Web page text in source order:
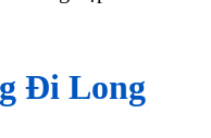
Đi Long